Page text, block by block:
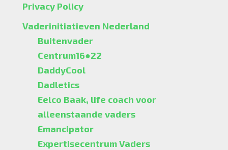
Privacy Policy
Vaderinitiatieven Nederland
Buitenvader
Centrum16●22
DaddyCool
Dadletics
Eelco Baak, life coach voor
alleenstaande vaders
Emancipator
Expertisecentrum Vaders